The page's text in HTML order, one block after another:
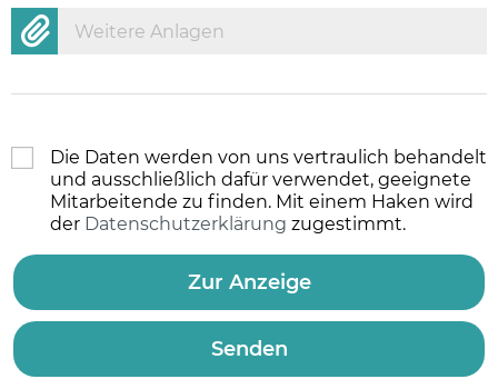
Weitere Anlagen
Die Daten werden von uns vertraulich behandelt
und ausschließlich dafür verwendet, geeignete
Mitarbeitende zu finden. Mit einem Haken wird
der Datenschutzerklärung zugestimmt.
Zur Anzeige
Senden